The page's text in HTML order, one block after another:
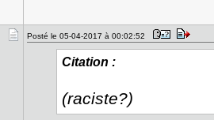
Posté le 05-04-2017 à 00:02:52
Citation :
(raciste?)